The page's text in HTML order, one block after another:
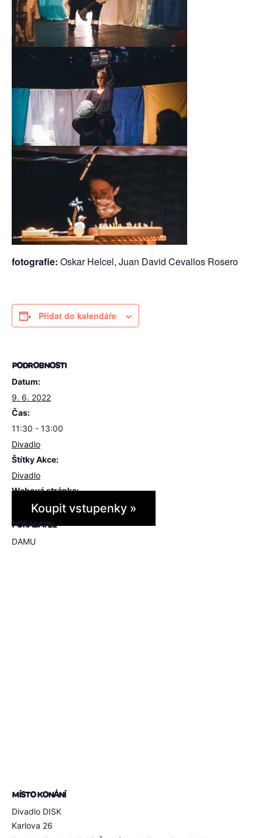
fotografie: Oskar Helcel, Juan David Cevallos Rosero
Přidat do kalendáře
PODROBNOSTI
Datum:
9. 6. 2022
Čas:
11:30 - 13:00
Divadlo
Štítky Akce:
Divadlo
Webová stránka:
Koupit vstupenky »
POŘADATEL
DAMU
MÍSTO KONÁNÍ
Divadlo DISK
Karlova 26